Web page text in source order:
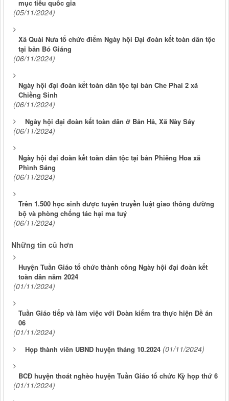
mục tiêu quốc gia
(05/11/2024)
Xã Quài Nưa tổ chức điểm Ngày hội Đại đoàn kết toàn dân tộc
tại bản Bó Giáng
(06/11/2024)
Ngày hội đại đoàn kết toàn dân tộc tại bản Che Phai 2 xã
Chiềng Sinh
(06/11/2024)
Ngày hội đại đoàn kết toàn dân ở Bản Hả, Xã Này Sáy
(06/11/2024)
Ngày hội đại đoàn kết toàn dân tộc tại bản Phiêng Hoa xã
Phình Sáng
(06/11/2024)
Trên 1.500 học sinh được tuyên truyền luật giao thông đường
bộ và phòng chống tác hại ma tuý
(06/11/2024)
Những tin cũ hơn
Huyện Tuần Giáo tổ chức thành công Ngày hội đại đoàn kết
toàn dân năm 2024
(01/11/2024)
Tuần Giáo tiếp và làm việc với Đoàn kiểm tra thực hiện Đề án
06
(01/11/2024)
Họp thành viên UBND huyện tháng 10.2024 (01/11/2024)
BCĐ huyện thoát nghèo huyện Tuần Giáo tổ chức Kỳ họp thứ 6
(01/11/2024)